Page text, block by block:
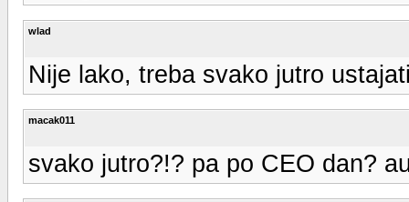
wlad
Nije lako, treba svako jutro
macak011
svako jutro?!? pa po CEO dan?